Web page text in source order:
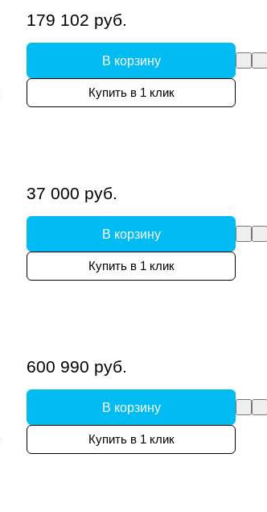
179 102 руб.
В корзину
Купить в 1 клик
37 000 руб.
В корзину
Купить в 1 клик
600 990 руб.
В корзину
Купить в 1 клик